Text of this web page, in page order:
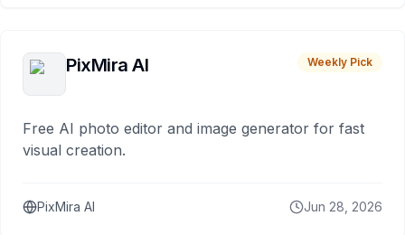
PixMira AI Weekly Pick
Free AI photo editor and image generator for fast
visual creation.
PixMira AI Jun 28, 2026